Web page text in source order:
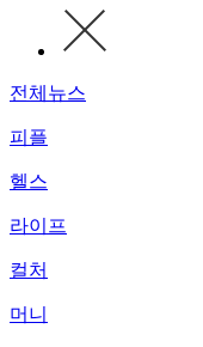
전체뉴스
피플
헬스
라이프
컬처
머니